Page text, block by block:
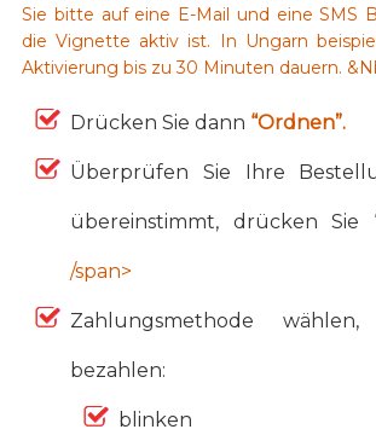
Sie bitte auf eine E-Mail und eine SMS
die Vignette aktiv ist. In Ungarn
Aktivierung bis zu 30 Minuten dauern.
Drücken Sie dann “Ordnen”.
Überprüfen Sie Ihre
übereinstimmt, drücken Sie
/span>
Zahlungsmethode
bezahlen:
blinken